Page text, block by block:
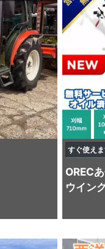
すぐ使え
OREC
ウイン